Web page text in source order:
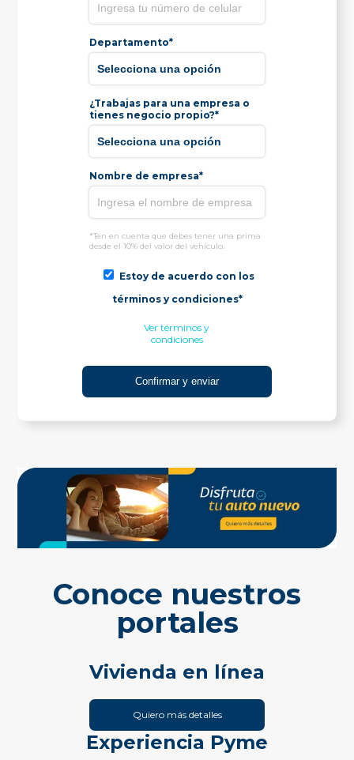
Departamento*
¿Trabajas para una empresa o
tienes negocio propio?*
Nombre de empresa*
*Ten en cuenta que debes tener una prima
desde el 10% del valor del vehículo.
Estoy de acuerdo con los
términos y condiciones*
Ver términos y
condiciones
Conoce nuestros
portales
Vivienda en línea
Quiero más detalles
Experiencia Pyme